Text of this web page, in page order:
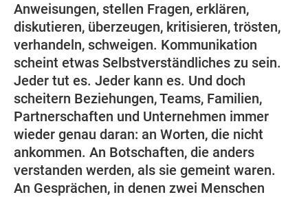
Anweisungen, stellen Fragen, erklären,
diskutieren, überzeugen, kritisieren, trösten,
verhandeln, schweigen. Kommunikation
scheint etwas Selbstverständliches zu sein.
Jeder tut es. Jeder kann es. Und doch
scheitern Beziehungen, Teams, Familien,
Partnerschaften und Unternehmen immer
wieder genau daran: an Worten, die nicht
ankommen. An Botschaften, die anders
verstanden werden, als sie gemeint waren.
An Gesprächen, in denen zwei Menschen